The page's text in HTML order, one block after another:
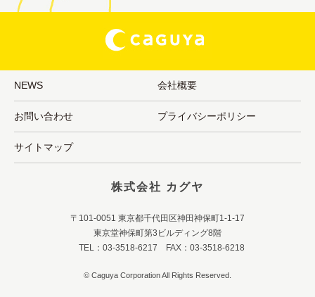
NEWS 会社概要
お問い合わせ プライバシーポリシー
サイトマップ
株式会社 カグヤ
〒101-0051 東京都千代田区神田神保町1-1-17
東京堂神保町第3ビルディング8階
TEL：03-3518-6217 FAX：03-3518-6218
© Caguya Corporation All Rights Reserved.